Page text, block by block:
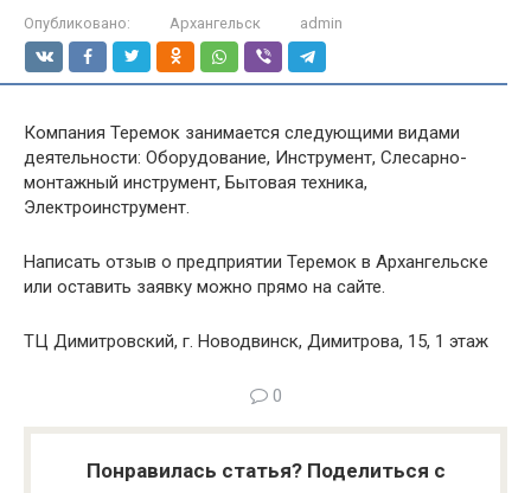
Опубликовано: Архангельск admin
Компания Теремок занимается следующими видами
деятельности: Оборудование, Инструмент, Слесарно-
монтажный инструмент, Бытовая техника,
Электроинструмент.
Написать отзыв о предприятии Теремок в Архангельске
или оставить заявку можно прямо на сайте.
ТЦ Димитровский, г. Новодвинск, Димитрова, 15, 1 этаж
0
Понравилась статья? Поделиться с